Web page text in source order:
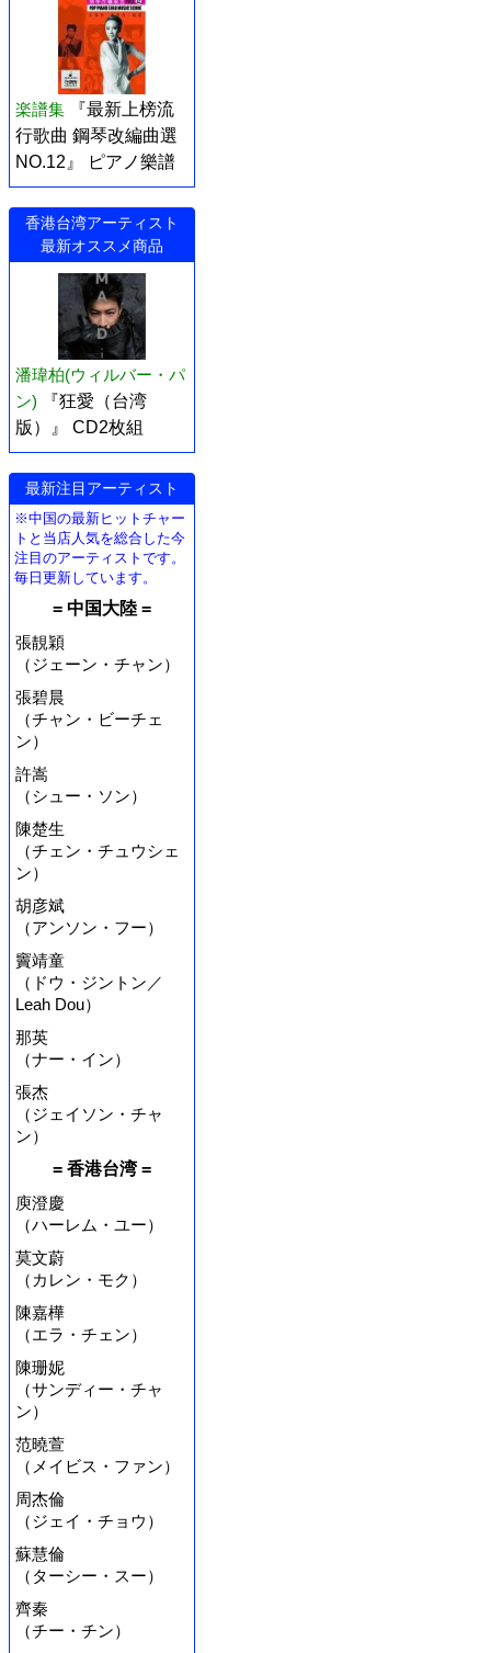
楽譜集
『最新上榜流
行歌曲 鋼琴改編曲選
NO.12』 ピアノ樂譜
香港台湾アーティスト
最新オススメ商品
潘瑋柏(ウィルバー・パ
ン)
『狂愛（台湾
版）』 CD2枚組
最新注目アーティスト
※中国の最新ヒットチャー
トと当店人気を総合した今
注目のアーティストです。
毎日更新しています。
= 中国大陸 =
張靚穎
（ジェーン・チャン）
張碧晨
（チャン・ビーチェ
ン）
許嵩
（シュー・ソン）
陳楚生
（チェン・チュウシェ
ン）
胡彦斌
（アンソン・フー）
竇靖童
（ドウ・ジントン／
Leah Dou）
那英
（ナー・イン）
張杰
（ジェイソン・チャ
ン）
= 香港台湾 =
庾澄慶
（ハーレム・ユー）
莫文蔚
（カレン・モク）
陳嘉樺
（エラ・チェン）
陳珊妮
（サンディー・チャ
ン）
范曉萱
（メイビス・ファン）
周杰倫
（ジェイ・チョウ）
蘇慧倫
（ターシー・スー）
齊秦
（チー・チン）